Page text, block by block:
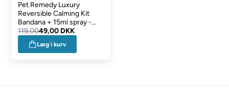
Pet Remedy Luxury
Reversible Calming Kit
Bandana + 15ml spray -
SEP DATOVARER XSMALL
119,0049,00 DKK
Læg i kurv